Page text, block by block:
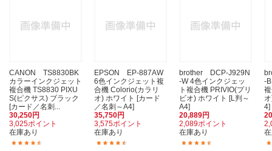
CANON TS8830BK
カラーインクジェット
複合機 TS8830 PIXU
S(ピクサス) ブラック
[カード／名刺...
30,250円
3,025ポイント
在庫あり
EPSON EP-887AW
6色インクジェット複
合機 Colorio(カラリ
オ) ホワイト [カード
／名刺～A4]
35,750円
3,575ポイント
在庫あり
brother DCP-J929N
-W 4色インクジェッ
ト複合機 PRIVIO(プリ
ビオ) ホワイト [L判～
A4]
20,889円
2,089ポイント
在庫あり
-
4]